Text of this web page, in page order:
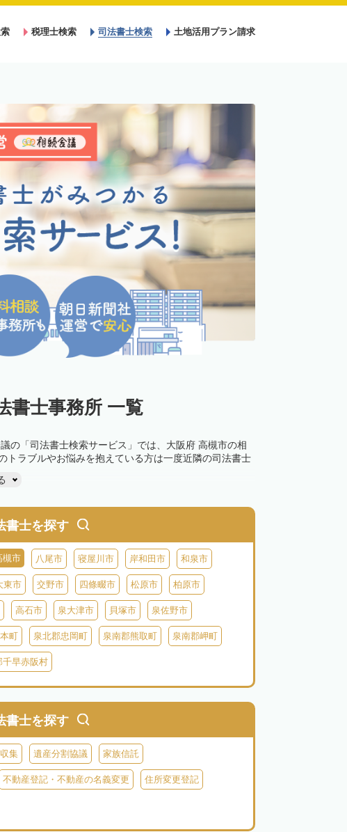
税理士検索 司法書士検索 土地活用プラン請求
書士事務所 一覧
の「司法書士検索サービス」では、大阪府 高槻市の相
トラブルやお悩みを抱えている方は一度近隣の司法書士
書士を探す
槻市 八尾市 寝屋川市 岸和田市 和泉市
東市 交野市 四條畷市 松原市 柏原市
高石市 泉大津市 貝塚市 泉佐野市
町 泉北郡忠岡町 泉南郡熊取町 泉南郡岬町
千早赤阪村
書士を探す
集 遺産分割協議 家族信託
不動産登記・不動産の名義変更 住所変更登記